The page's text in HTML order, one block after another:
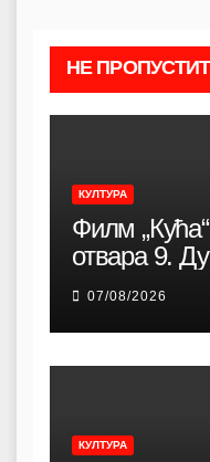
НЕ
КУЛТУРА
Филм
отвара 9.
Снажна
идентитету,
за очување
07/08/2026
КУЛТУРА